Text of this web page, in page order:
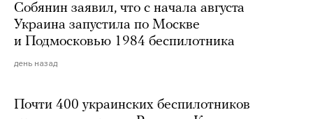
Собянин заявил, что с начала августа
Украина запустила по Москве
и Подмосковью 1984 беспилотника
день назад
Почти 400 украинских беспилотников